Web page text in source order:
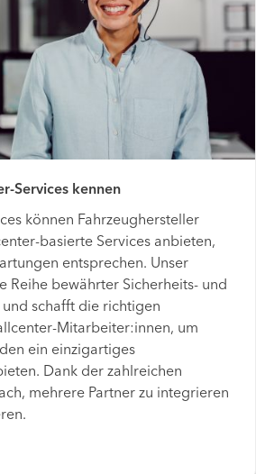
Services kennen
können Fahrzeughersteller
basierte Services anbieten,
entsprechen. Unser
Reihe bewährter Sicherheits- und
schafft die richtigen
Mitarbeiter:innen, um
ein einzigartiges
Dank der zahlreichen
mehrere Partner zu integrieren